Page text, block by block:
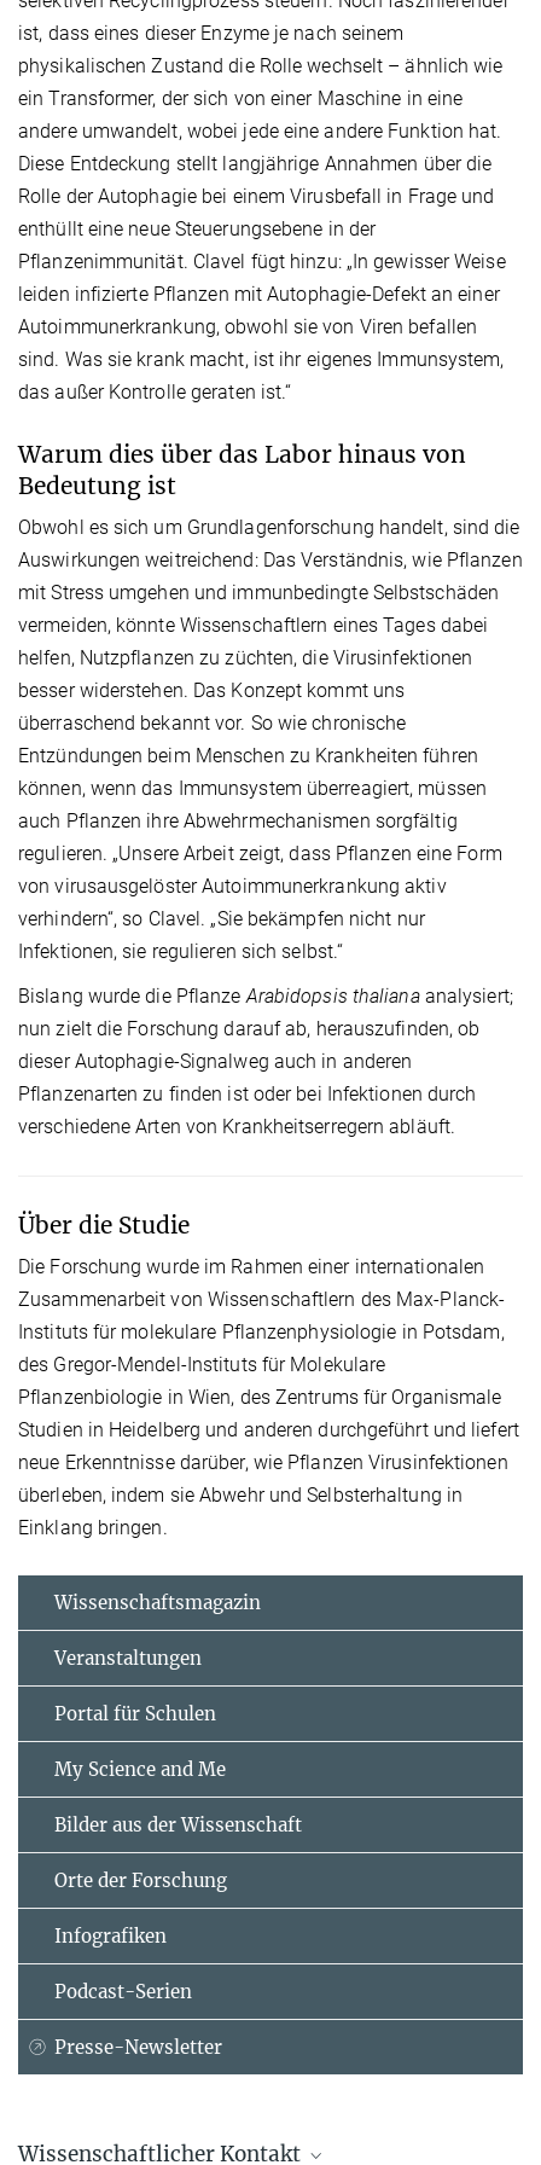
ist, dass eines dieser Enzyme je nach seinem
physikalischen Zustand die Rolle wechselt – ähnlich wie
ein Transformer, der sich von einer Maschine in eine
andere umwandelt, wobei jede eine andere Funktion hat.
Diese Entdeckung stellt langjährige Annahmen über die
Rolle der Autophagie bei einem Virusbefall in Frage und
enthüllt eine neue Steuerungsebene in der
Pflanzenimmunität. Clavel fügt hinzu: „In gewisser Weise
leiden infizierte Pflanzen mit Autophagie-Defekt an einer
Autoimmunerkrankung, obwohl sie von Viren befallen
sind. Was sie krank macht, ist ihr eigenes Immunsystem,
das außer Kontrolle geraten ist.“
Warum dies über das Labor hinaus von
Bedeutung ist
Obwohl es sich um Grundlagenforschung handelt, sind die
Auswirkungen weitreichend: Das Verständnis, wie Pflanzen
mit Stress umgehen und immunbedingte Selbstschäden
vermeiden, könnte Wissenschaftlern eines Tages dabei
helfen, Nutzpflanzen zu züchten, die Virusinfektionen
besser widerstehen. Das Konzept kommt uns
überraschend bekannt vor. So wie chronische
Entzündungen beim Menschen zu Krankheiten führen
können, wenn das Immunsystem überreagiert, müssen
auch Pflanzen ihre Abwehrmechanismen sorgfältig
regulieren. „Unsere Arbeit zeigt, dass Pflanzen eine Form
von virusausgelöster Autoimmunerkrankung aktiv
verhindern“, so Clavel. „Sie bekämpfen nicht nur
Infektionen, sie regulieren sich selbst.“
Bislang wurde die PflanzeArabidopsis thalianaanalysiert;
nun zielt die Forschung darauf ab, herauszufinden, ob
dieser Autophagie-Signalweg auch in anderen
Pflanzenarten zu finden ist oder bei Infektionen durch
verschiedene Arten von Krankheitserregern abläuft.
Über die Studie
Die Forschung wurde im Rahmen einer internationalen
Zusammenarbeit von Wissenschaftlern des Max-Planck-
Instituts für molekulare Pflanzenphysiologie in Potsdam,
des Gregor-Mendel-Instituts für Molekulare
Pflanzenbiologie in Wien, des Zentrums für Organismale
Studien in Heidelberg und anderen durchgeführt und liefert
neue Erkenntnisse darüber, wie Pflanzen Virusinfektionen
überleben, indem sie Abwehr und Selbsterhaltung in
Einklang bringen.
Wissenschaftsmagazin
Veranstaltungen
Portal für Schulen
My Science and Me
Bilder aus der Wissenschaft
Orte der Forschung
Infografiken
Podcast-Serien
Presse-Newsletter
Wissenschaftlicher Kontakt